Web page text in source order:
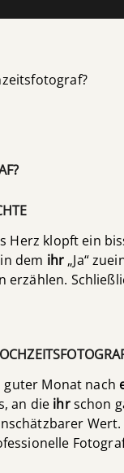
Herz klopft ein
dem ihr „Ja“
erzählen.
guter Monat nach
an die ihrschon